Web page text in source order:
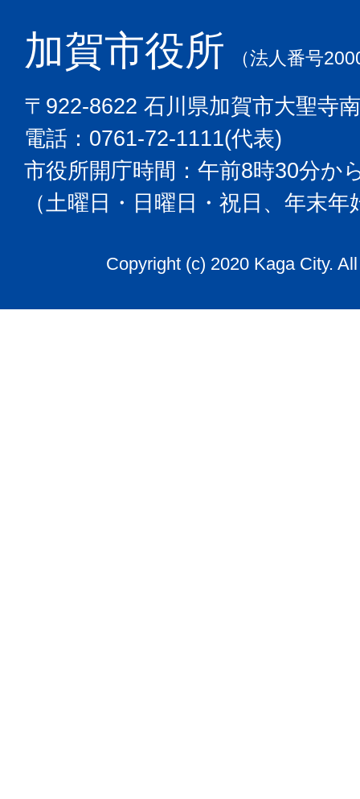
加賀市役所 （法人番号
〒922-8622 石川県加賀市大聖寺
電話：0761-72-1111(代表)
市役所開庁時間：午前8時30分か
（土曜日・日曜日・祝日、年末
Copyright (c) 2020 Kaga City.